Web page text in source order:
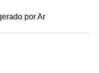
por Ar